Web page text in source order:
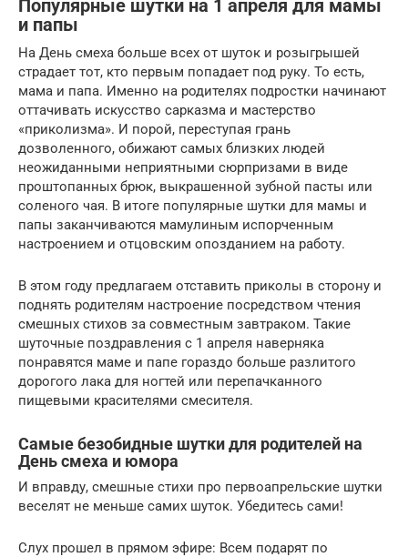
Популярные шутки на 1 апреля для мамы
и папы
На День смеха больше всех от шуток и розыгрышей
страдает тот, кто первым попадает под руку. То есть,
мама и папа. Именно на родителях подростки начинают
оттачивать искусство сарказма и мастерство
«приколизма». И порой, переступая грань
дозволенного, обижают самых близких людей
неожиданными неприятными сюрпризами в виде
проштопанных брюк, выкрашенной зубной пасты или
соленого чая. В итоге популярные шутки для мамы и
папы заканчиваются мамулиным испорченным
настроением и отцовским опозданием на работу.
В этом году предлагаем отставить приколы в сторону и
поднять родителям настроение посредством чтения
смешных стихов за совместным завтраком. Такие
шуточные поздравления с 1 апреля наверняка
понравятся маме и папе гораздо больше разлитого
дорогого лака для ногтей или перепачканного
пищевыми красителями смесителя.
Самые безобидные шутки для родителей на
День смеха и юмора
И вправду, смешные стихи про первоапрельские шутки
веселят не меньше самих шуток. Убедитесь сами!
Слух прошел в прямом эфире: Всем подарят по